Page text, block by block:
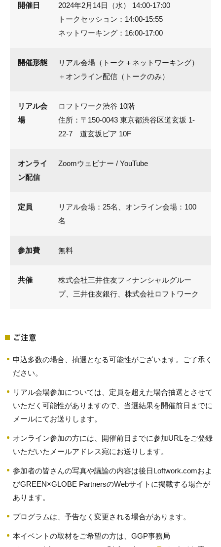
開催日
2024年2月14日（水） 14:00-17:00
トークセッション：14:00-15:55
ネットワーキング：16:00-17:00
開催形態
リアル会場（トーク＋ネットワーキング）
＋オンライン配信（トークのみ）
リアル会
場
ロフトワーク渋谷 10階
住所：〒150-0043 東京都渋谷区道玄坂 1-
22-7 道玄坂ピア 10F
オンライ
ン配信
Zoomウェビナー / YouTube
定員
リアル会場：25名、オンライン会場：100
名
参加費 無料
共催
株式会社三井住友フィナンシャルグルー
プ、三井住友銀行、株式会社ロフトワーク
ご注意
申込多数の場合、抽選となる可能性がございます。ご了承く
ださい。
リアル会場参加については、定員を超えた場合抽選とさせて
いただく可能性がありますので、当選結果を開催前日までに
メールにてお送りします。
オンライン参加の方には、開催前日までに参加URLをご登録
いただいたメールアドレス宛にお送りします。
参加者の皆さんの写真や議論の内容は後日Loftwork.comおよ
びGREEN×GLOBE PartnersのWebサイトに掲載する場合が
あります。
プログラムは、予告なく変更される場合があります。
本イベントの取材をご希望の方は、GGP事務局